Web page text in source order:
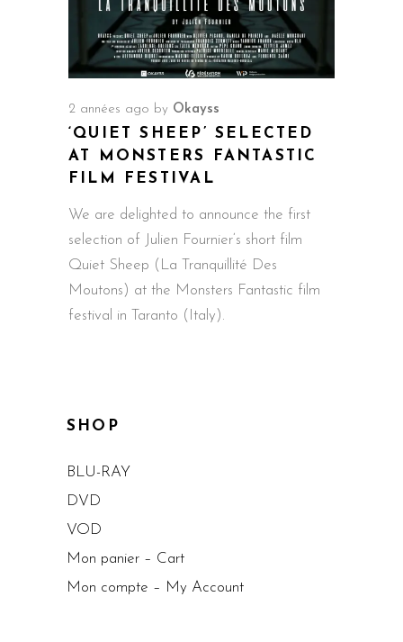
2 années ago by Okayss
‘QUIET SHEEP’ SELECTED
AT MONSTERS FANTASTIC
FILM FESTIVAL
We are delighted to announce the first
selection of Julien Fournier‘s short film
Quiet Sheep (La Tranquillité Des
Moutons) at the Monsters Fantastic film
festival in Taranto (Italy).
SHOP
BLU-RAY
DVD
VOD
Mon panier – Cart
Mon compte – My Account